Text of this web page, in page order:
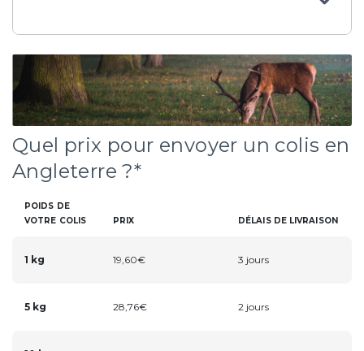
Quel prix pour envoyer un colis en
Angleterre ?*
POIDS DE
VOTRE COLIS
PRIX DÉLAIS DE LIVRAISON
1 kg 19,60€ 3 jours
5 kg 28,76€ 2 jours